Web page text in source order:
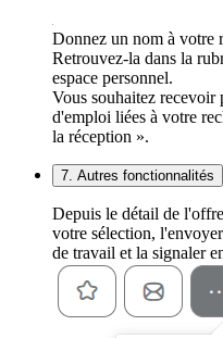
Donnez un nom à votre
Retrouvez-la dans la
espace personnel.
Vous souhaitez recevoir
d'emploi liées à votre
la réception ».
7. Autres fonctionnalités
Depuis le détail de
votre sélection,
de travail et la signaler